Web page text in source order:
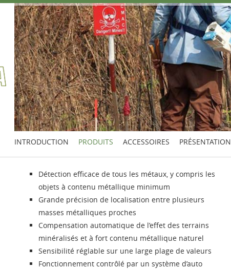
INTRODUCTION PRODUITS ACCESSOIRES PRÉSENTATION
Détection efficace de tous les métaux, y compris les
objets à contenu métallique minimum
Grande précision de localisation entre plusieurs
masses métalliques proches
Compensation automatique de l’effet des terrains
minéralisés et à fort contenu métallique naturel
Sensibilité réglable sur une large plage de valeurs
Fonctionnement contrôlé par un système d’auto